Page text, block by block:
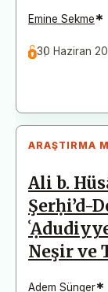
Emine Sekme*
30 Haziran
ARAŞTIRMA
Ali b.
Şerḥi’d-
Neşir ve
Adem Sünger*